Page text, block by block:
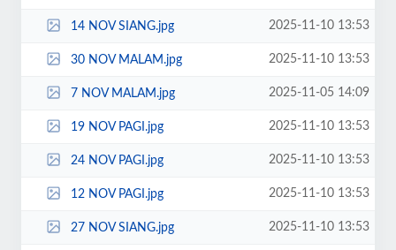
14 NOV SIANG.jpg 2025-11-10 13:53
30 NOV MALAM.jpg 2025-11-10 13:53
7 NOV MALAM.jpg 2025-11-05 14:09
19 NOV PAGI.jpg 2025-11-10 13:53
24 NOV PAGI.jpg 2025-11-10 13:53
12 NOV PAGI.jpg 2025-11-10 13:53
27 NOV SIANG.jpg 2025-11-10 13:53